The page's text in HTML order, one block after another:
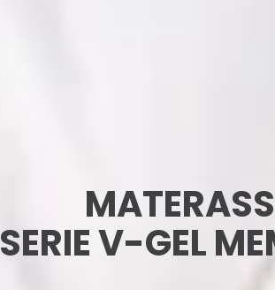
SERIE V-GEL